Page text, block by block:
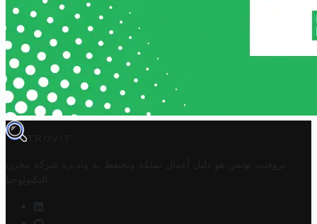
TROVIT
تروفيت تونس هو دليل أعمال تملكه وتحتفظ به وتديره
شركة مخزن
التكنولوجيا